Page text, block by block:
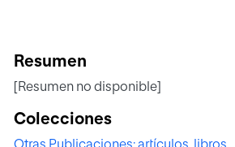
Resumen
[Resumen no disponible]
Colecciones